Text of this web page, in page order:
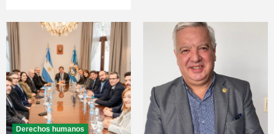
Derechos humanos